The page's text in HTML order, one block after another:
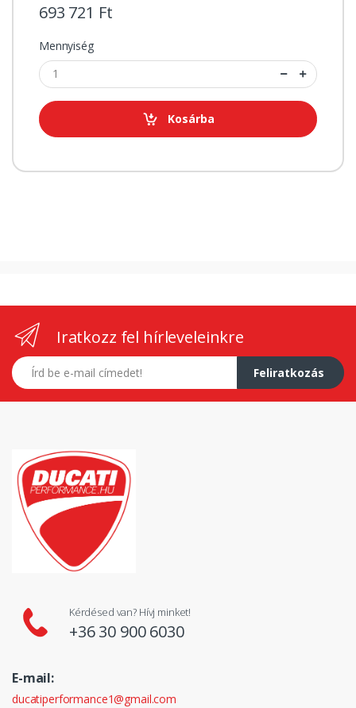
693 721 Ft
Mennyiség
Kosárba
Iratkozz fel hírleveleinkre
E-mail címed
Feliratkozás
Kérdésed van? Hívj minket!
+36 30 900 6030
E-mail:
ducatiperformance1@gmail.com